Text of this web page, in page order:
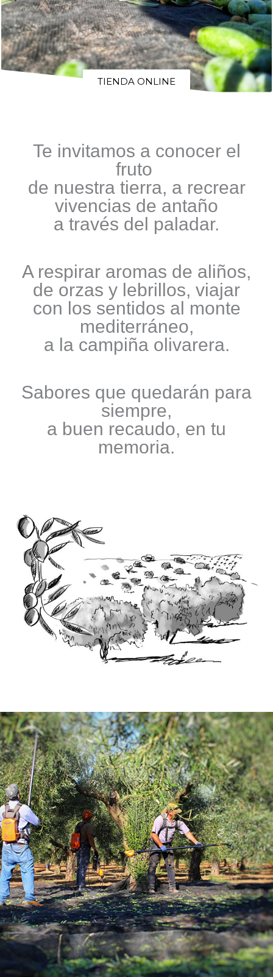
TIENDA ONLINE
Te invitamos a conocer el
fruto
de nuestra tierra, a recrear
vivencias de antaño
a través del paladar.
A respirar aromas de aliños,
de orzas y lebrillos, viajar
con los sentidos al monte
mediterráneo,
a la campiña olivarera.
Sabores que quedarán para
siempre,
a buen recaudo, en tu
memoria.